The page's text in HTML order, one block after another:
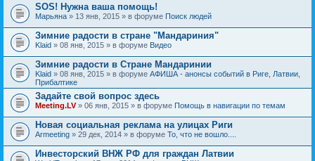
SOS! Нужна ваша помощь!
Марьяна » 13 янв, 2015 » в форуме Поиск людей
Зимние радости в стране "Мандариния"
Klaid » 08 янв, 2015 » в форуме Видео
Зимние радости в Стране Мандаринии
Klaid » 08 янв, 2015 » в форуме АФИША - анонсы событий в Риге, Латвии,
Прибалтике
Задайте свой вопрос здесь
Meeting.LV» 06 янв, 2015 » в форуме Помощь в навигации по темам
Новая социальная реклама на улицах Риги
Armeeting » 29 дек, 2014 » в форуме То, что не вошло....
Инвесторский ВНЖ РФ для граждан Латвии